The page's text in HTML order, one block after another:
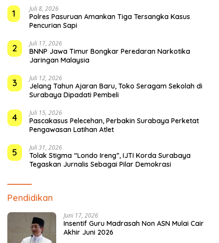
1
Juli 8, 2026
Polres Pasuruan Amankan Tiga Tersangka Kasus
Pencurian Sapi
2 Juli 17, 2026
BNNP Jawa Timur Bongkar Peredaran Narkotika
Jaringan Malaysia
3 Juli 12, 2026
Jelang Tahun Ajaran Baru, Toko Seragam Sekolah di
Surabaya Dipadati Pembeli
4 Juli 15, 2026
Pascakasus Pelecehan, Perbakin Surabaya Perketat
Pengawasan Latihan Atlet
5 Juli 31, 2026
Tolak Stigma “Londo Ireng”, IJTI Korda Surabaya
Tegaskan Jurnalis Sebagai Pilar Demokrasi
Pendidikan
Juni 17, 2026
Insentif Guru Madrasah Non ASN Mulai Cair
Akhir Juni 2026